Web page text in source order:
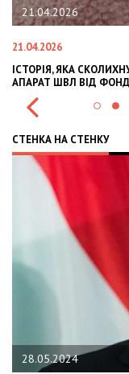
21.04.2026
21.04.2026
ІСТОРІЯ, ЯКА
АПАРАТ ШВЛ ВІД
СТЕНКА НА СТЕНКУ
28.05.2024